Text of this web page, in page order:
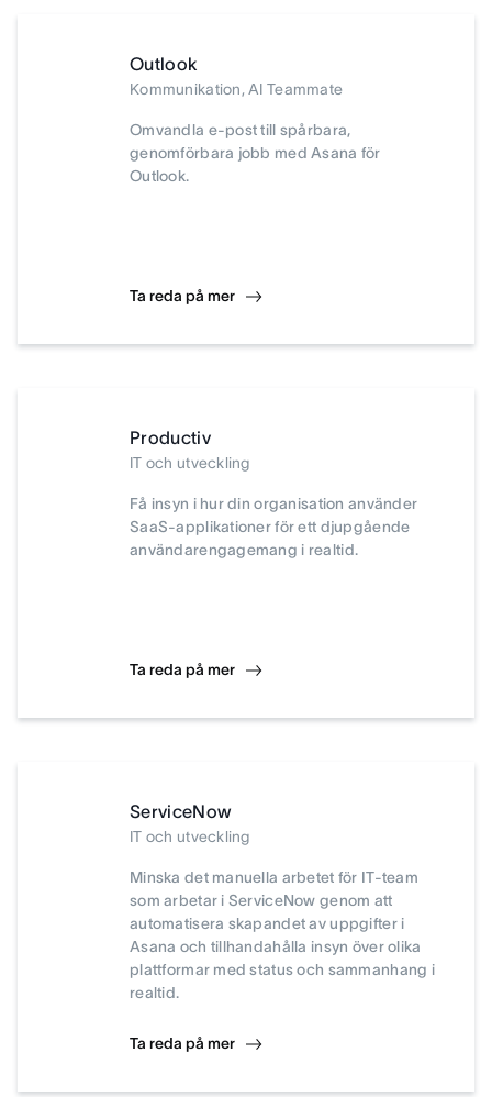
Outlook
Kommunikation, AI Teammate
Omvandla e-post till spårbara,
genomförbara jobb med Asana för
Outlook.
Ta reda på mer
Productiv
IT och utveckling
Få insyn i hur din organisation använder
SaaS-applikationer för ett djupgående
användarengagemang i realtid.
Ta reda på mer
ServiceNow
IT och utveckling
Minska det manuella arbetet för IT-team
som arbetar i ServiceNow genom att
automatisera skapandet av uppgifter i
Asana och tillhandahålla insyn över olika
plattformar med status och sammanhang i
realtid.
Ta reda på mer